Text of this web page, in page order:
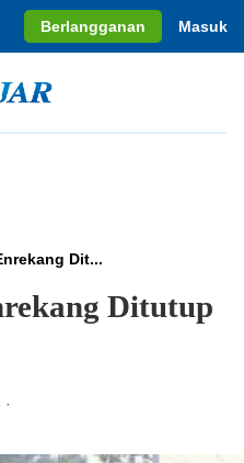
Berlangganan Masuk
Dit...
Ditutup
·